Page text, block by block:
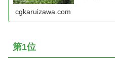
cgkaruizawa.com
第1位